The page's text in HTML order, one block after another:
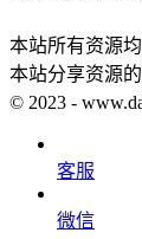
本站所有资源
本站分享资源
© 2023 -
客服
微信